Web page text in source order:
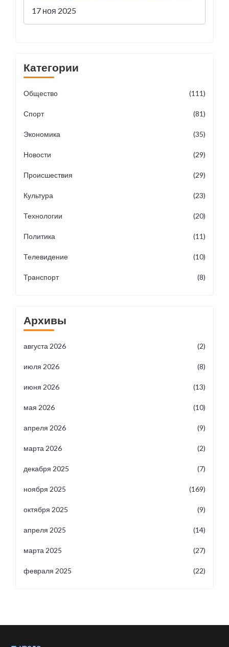
Карпин под давлением
17 ноя 2025
Категории
Общество (111)
Спорт (81)
Экономика (35)
Новости (29)
Происшествия (29)
Культура (23)
Технологии (20)
Политика (11)
Телевидение (10)
Транспорт (8)
Архивы
августа 2026 (2)
июля 2026 (8)
июня 2026 (13)
мая 2026 (10)
апреля 2026 (9)
марта 2026 (2)
декабря 2025 (7)
ноября 2025 (169)
октября 2025 (9)
апреля 2025 (14)
марта 2025 (27)
февраля 2025 (22)